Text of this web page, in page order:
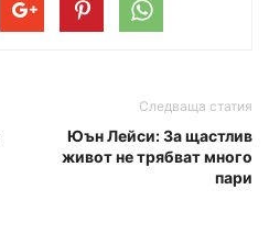
Следваща статия
Юън Лейси: За щастлив
живот не трябват много
пари